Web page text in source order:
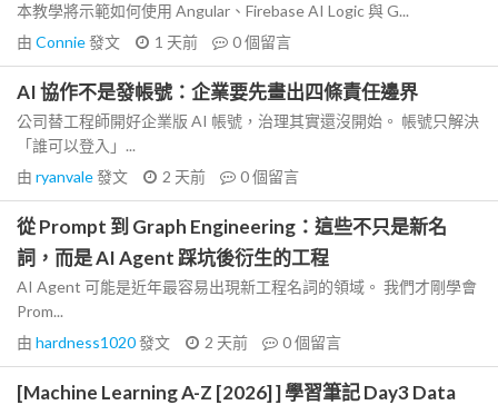
本教學將示範如何使用 Angular、Firebase AI Logic 與 G...
由 Connie發文 1 天前 0個留言
AI 協作不是發帳號：企業要先畫出四條責任邊界
公司替工程師開好企業版 AI 帳號，治理其實還沒開始。 帳號只解決
「誰可以登入」...
由 ryanvale發文 2 天前 0個留言
從 Prompt 到 Graph Engineering：這些不只是新名
詞，而是 AI Agent 踩坑後衍生的工程
AI Agent 可能是近年最容易出現新工程名詞的領域。 我們才剛學會
Prom...
由 hardness1020發文 2 天前 0個留言
[Machine Learning A-Z [2026] ] 學習筆記 Day3 Data